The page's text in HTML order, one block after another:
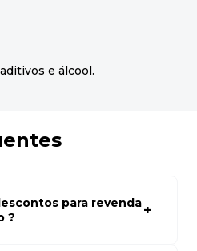
e álcool.
para revenda
?